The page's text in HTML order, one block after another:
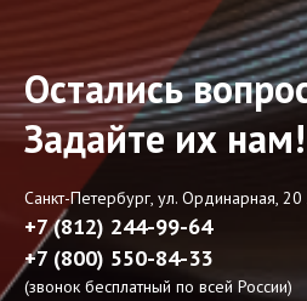
Остались
Задайте их нам!
Санкт-Петербург, ул. Ординарная, 20
+7 (812) 244-99-64
+7 (800) 550-84-33
(звонок бесплатный по всей России)